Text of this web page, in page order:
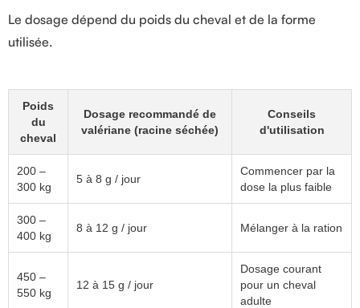
Le dosage dépend du poids du cheval et de la forme
utilisée.
Poids
du
cheval
Dosage recommandé de
valériane (racine séchée)
Conseils
d'utilisation
200 –
300 kg
5 à 8 g / jour
Commencer par la
dose la plus faible
300 –
400 kg
8 à 12 g / jour Mélanger à la ration
450 –
550 kg
12 à 15 g / jour
Dosage courant
pour un cheval
adulte